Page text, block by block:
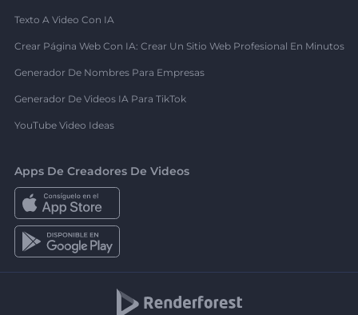
Texto A Video Con IA
Crear Página Web Con IA: Crear Un Sitio Web Profesional En Minutos
Generador De Nombres Para Empresas
Generador De Videos IA Para TikTok
YouTube Video Ideas
Apps De Creadores De Videos